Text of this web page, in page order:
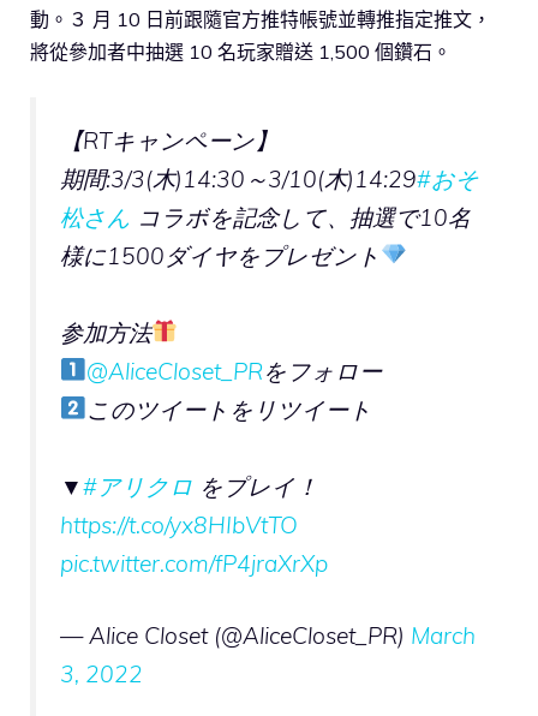
動。３ 月 10 日前跟隨官方推特帳號並轉推指定推文，
將從參加者中抽選 10 名玩家贈送 1,500 個鑽石。
【RTキャンペーン】
期間:3/3(木)14:30～3/10(木)14:29#おそ
松さん コラボを記念して、抽選で10名
様に1500ダイヤをプレゼント
参加方法
@AliceCloset_PRをフォロー
このツイートをリツイート
▼#アリクロ をプレイ！
https://t.co/yx8HIbVtTO
pic.twitter.com/fP4jraXrXp
— Alice Closet (@AliceCloset_PR) March
3, 2022